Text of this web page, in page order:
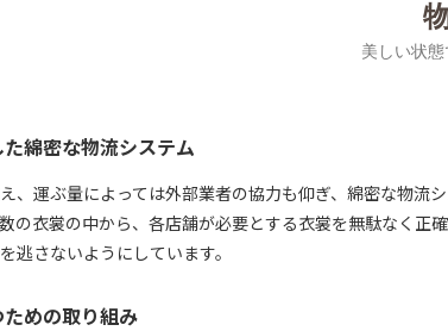
美しい状
綿密な物流システム
、運ぶ量によっては外部業者の協力も仰ぎ、綿密な物流
の衣裳の中から、各店舗が必要とする衣裳を無駄なく正確
逃さないようにしています。
めの取り組み